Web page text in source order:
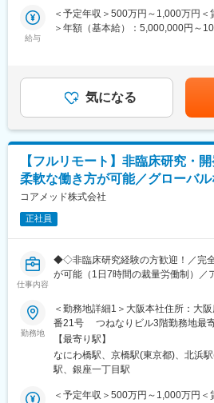
品。
セルトリオンは、抗体医薬品のバイ
開発から臨床試験、規制関連業務、
品事業の全プロセスに対応するワン
供することで、世界中の患者様にバ
択肢をお届けしています。
変更の範囲：会社の定める業務
新薬承認に関わる品質・製造・試験
成までを担っていただきます。
る資料の整備・評価・助言・企画の
・製造方法/試験方法に関する資料の
・安定性試験に関する資料の評価・
・外国製造業者認定、原薬等登録等
※クライアントは欧米製薬会社または
す。
※プロジェクトは一人で行うのではな
にあたっていただきます。
■教育体制：
通常医薬品メーカー出身が会員であ
員として登録しています。業界関連
プデートできる環境です。
■働き方：
◎完全在宅勤務のため、拠点（東京
なくてもご就業いただけます。
場合、お子様の通院やご都合に合わ
給与
＜予定年収＞500万円～1,000万円
＞年額（基本給）：5,000,000円～
平均で夏2ヶ月分、冬2ヶ月分）賃金
り、選考を通じて上下する可能性が
当を含めた表記です。
気になる
【フルリモート】非臨床研究・
柔軟な働き方が可能／グローバ
コアメッド株式会社
正社員
仕事内容
◆◇非臨床研究経験の方歓迎！／完
が可能（1日7時間の裁量労働制）／
◆◇
■仕事内容：
承認申請・取得に向けた非（前）臨
析・助言を中心としたコンサルティ
開発初期段階から関与し、医薬品開
案に携わる上流ポジションです。
勤務地
＜勤務地詳細1＞大阪本社住所：大
番21号 つねなりビル3階勤務地最
動喫煙対策：屋内全面禁煙＜勤務地
千代田区丸の内1-11-1 パシフィック
13階 受動喫煙対策：屋内全面禁煙変
【最寄り駅】
なにわ橋駅、京橋駅(東京都)、北浜
駅、銀座一丁目駅
＜予定年収＞500万円～1,000万円